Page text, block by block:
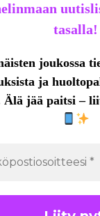
tasalla!
joukossa
ja
Älä jää paitsi –